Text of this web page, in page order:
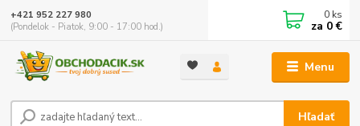
Menu
Hľadať
+421 952 227 980
(Pondelok - Piatok, 9:00 - 17:00 hod.)
0 ks
za 0 €